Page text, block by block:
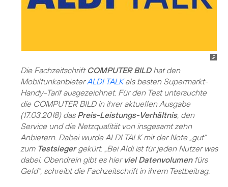
Die Fachzeitschrift COMPUTER BILDhat den
MobilfunkanbieterALDI TALKals besten Supermarkt-
Handy-Tarif ausgezeichnet. Für den Test untersuchte
die COMPUTER BILD in ihrer aktuellen Ausgabe
(17.03.2018) das Preis-Leistungs-Verhältnis, den
Service und die Netzqualität von insgesamt zehn
Anbietern. Dabei wurde ALDI TALK mit der Note „gut“
zum Testsiegergekürt. „Bei Aldi ist für jeden Nutzer was
dabei. Obendrein gibt es hier viel Datenvolumenfürs
Geld“, schreibt die Fachzeitschrift in ihrem Testbeitrag.